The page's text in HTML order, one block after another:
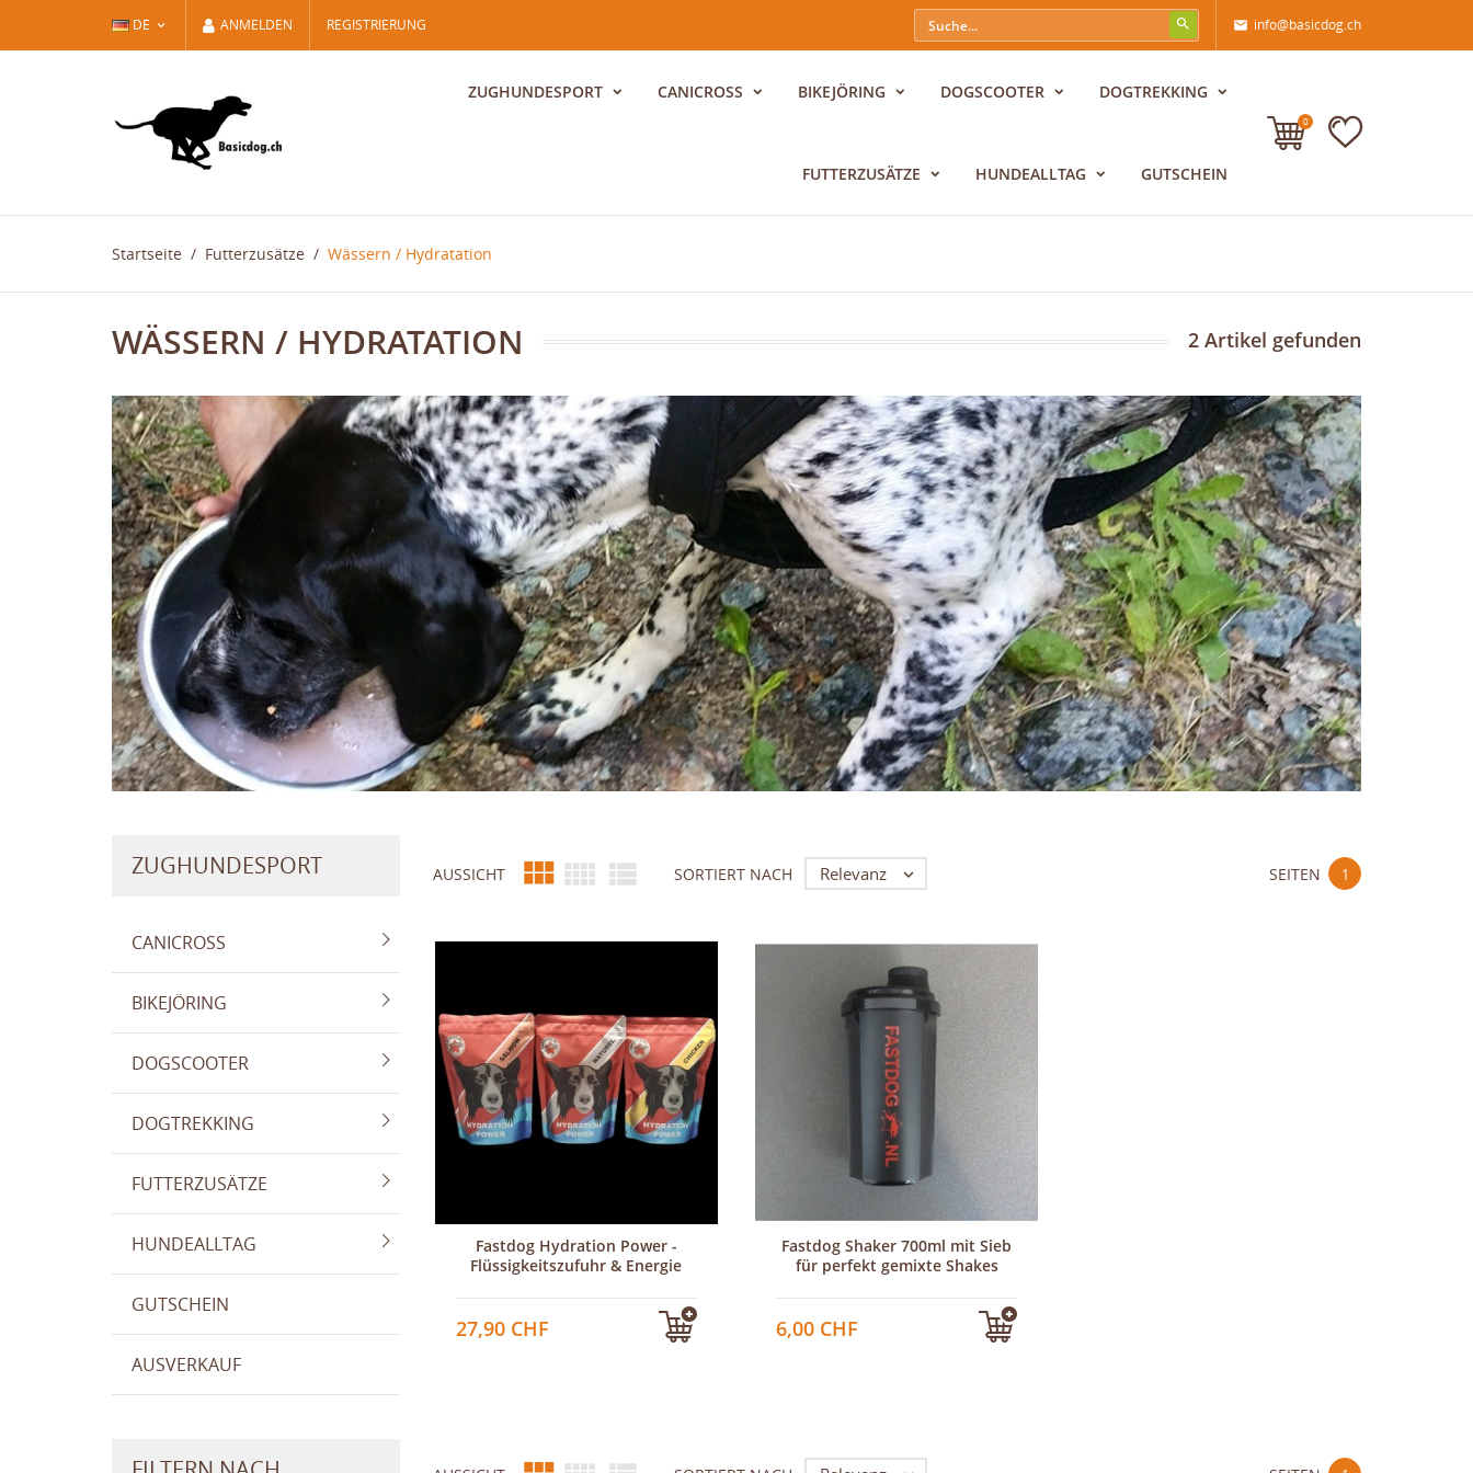
DE ANMELDEN REGISTRIERUNG  info@basicdog.ch
ZUGHUNDESPORT CANICROSS BIKEJÖRING DOGSCOOTER DOGTREKKING
FUTTERZUSÄTZE HUNDEALLTAG GUTSCHEIN
0
Startseite Futterzusätze Wässern / Hydratation
WÄSSERN / HYDRATATION 2 Artikel gefunden
ZUGHUNDESPORT
CANICROSS
BIKEJÖRING
DOGSCOOTER
DOGTREKKING
FUTTERZUSÄTZE
HUNDEALLTAG
GUTSCHEIN
AUSVERKAUF
AUSSICHT    SORTIERT NACH Relevanz  SEITEN 1
Fastdog Hydration Power -
Flüssigkeitszufuhr & Energie
27,90 CHF
Fastdog Shaker 700ml mit Sieb
für perfekt gemixte Shakes
6,00 CHF